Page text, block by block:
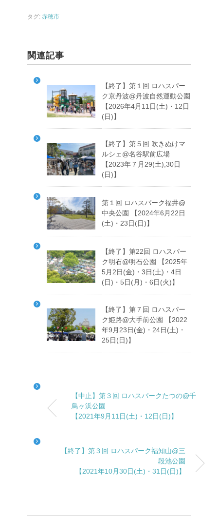
タグ: 赤穂市
関連記事
【終了】第１回 ロハスパー
ク京丹波@丹波自然運動公園
【2026年4月11日(土)・12日
(日)】
【終了】第５回 吹きぬけマ
ルシェ@名谷駅前広場
【2023年７月29(土),30日
(日)】
第１回 ロハスパーク福井@
中央公園 【2024年6月22日
(土)・23日(日)】
【終了】第22回 ロハスパー
ク明石@明石公園 【2025年
5月2日(金)・3日(土)・4日
(日)・5日(月)・6日(火)】
【終了】第７回 ロハスパー
ク姫路@大手前公園 【2022
年9月23日(金)・24日(土)・
25日(日)】
【中止】第３回 ロハスパークたつの@千
鳥ヶ浜公園
【2021年9月11日(土)・12日(日)】
【終了】第３回 ロハスパーク福知山@三
段池公園
【2021年10月30日(土)・31日(日)】